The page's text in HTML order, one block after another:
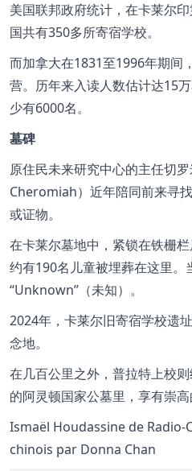
美国联邦政府统计，在卡莱尔
国共有350多所寄宿学校。
而加拿大在1831至1996年期间
营。历年来入读人数估计达15
少有6000名。
墓碑
原住民未来研究中心的主任切
Cheromiah）近年陪同前来寻
或证物。
在卡莱尔墓地中，紧锁在铁栅
约有190名儿童被埋葬在这里。
Unknown
（未知）。
2024年，卡莱尔旧寄宿学校遗
念地。
在几百公里之外，普拉特上校
的阿灵顿国家公墓里，享有崇高
Ismaël Houdassine de
chinois par Donna Chan